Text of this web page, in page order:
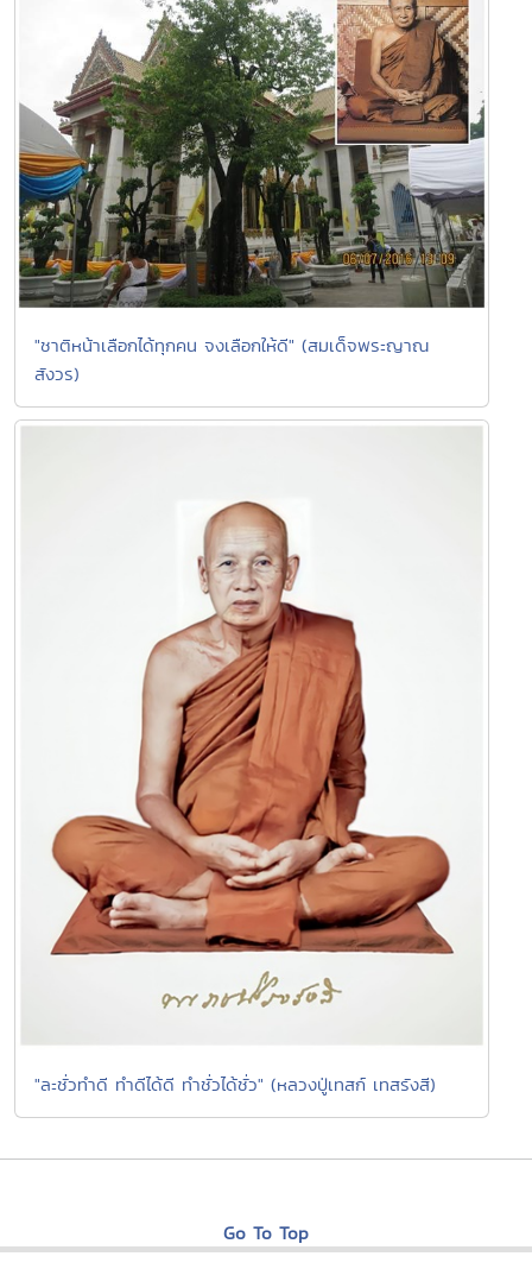
"ชาติหน้าเลือกได้ทุกคน จงเลือกให้ดี" (สมเด็จพระญาณ
สังวร)
"ละชั่วทำดี ทำดีได้ดี ทำชั่วได้ชั่ว" (หลวงปู่เทสก์ เทสรังสี)
Go To Top